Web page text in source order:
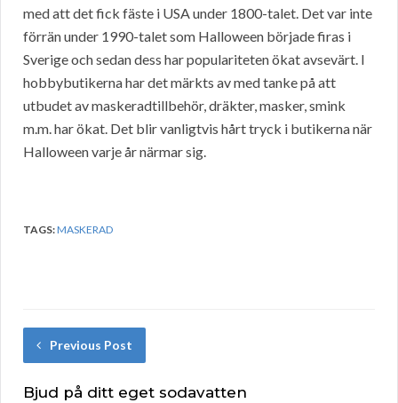
med att det fick fäste i USA under 1800-talet. Det var inte
förrän under 1990-talet som Halloween började firas i
Sverige och sedan dess har populariteten ökat avsevärt. I
hobbybutikerna har det märkts av med tanke på att
utbudet av maskeradtillbehör, dräkter, masker, smink
m.m. har ökat. Det blir vanligtvis hårt tryck i butikerna när
Halloween varje år närmar sig.
TAGS:MASKERAD
Previous Post
Bjud på ditt eget sodavatten